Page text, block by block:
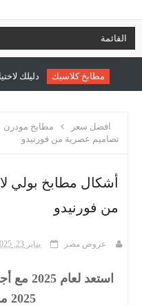
مطابخ كلاسيك دليلك
افضل سعر مطابخ مودرن
تصاميم عصرية من فورنيدو
من فورنيدو
عروض مصر يناير 23, 2025
استعد
2025 من فورنيدو